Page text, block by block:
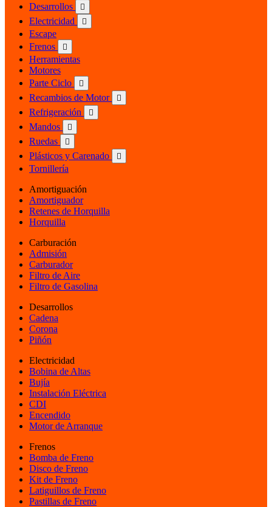
Desarrollos 
Electricidad 
Escape
Frenos

Herramientas
Motores
Parte Ciclo

Recambios de Motor 
Refrigeración 
Mandos 
Ruedas 
Plásticos y Carenado 
Tornillería
Amortiguación
Amortiguador
Retenes de Horquilla
Horquilla
Carburación
Admisión
Carburador
Filtro de Aire
Filtro de Gasolina
Desarrollos
Cadena
Corona
Piñón
Electricidad
Bobina de Altas
Bujía
Instalación Eléctrica
CDI
Encendido
Motor de Arranque
Frenos
Bomba de Freno
Disco de Freno
Kit de Freno
Latiguillos de Freno
Pastillas de Freno